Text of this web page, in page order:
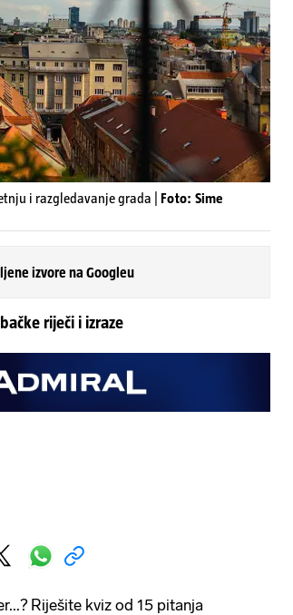
i razgledavanje grada | Foto: Sime
izvore na Googleu
riječi i izraze
Riješite kviz od 15 pitanja